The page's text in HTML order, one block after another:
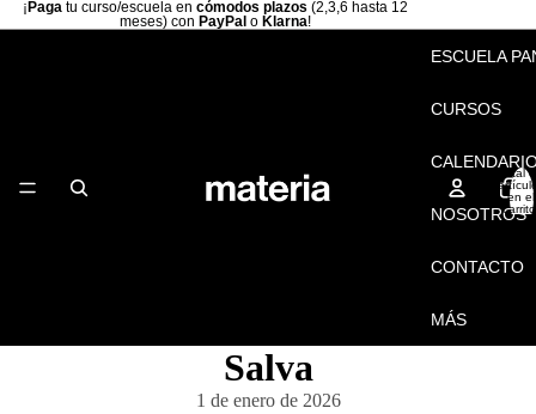
¡ Paga tu curso/escuela en cómodos plazos (2,3,6 hasta 12
meses) con PayPal o Klarna!
ESCUELA
CURSOS
NOSOTROS
CONTACTO
MÁS
Total
en el
0
Salva
1 de enero de 2026